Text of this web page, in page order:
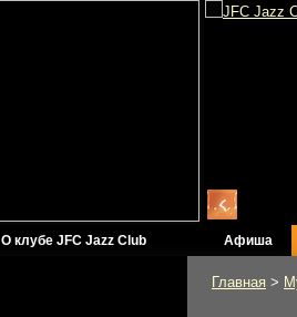
О клубе JFC Jazz Club Афиша
Главная >